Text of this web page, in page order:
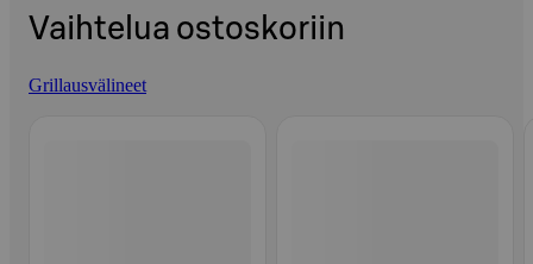
Vaihtelua ostoskoriin
Grillausvälineet